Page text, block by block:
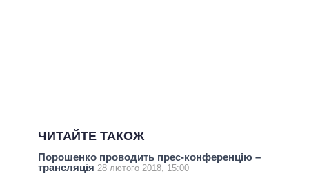
ЧИТАЙТЕ ТАКОЖ
Порошенко проводить прес-конференцію –
трансляція 28 лютого 2018, 15:00